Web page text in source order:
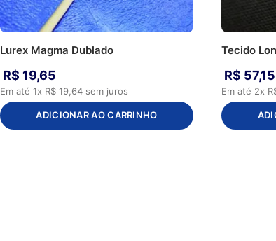
Lurex Magma Dublado
R$ 19,65
Em até 1x R$ 19,64sem juros
ADICIONAR AO CARRINHO
Tecido
R$ 57,15
Em até 2x